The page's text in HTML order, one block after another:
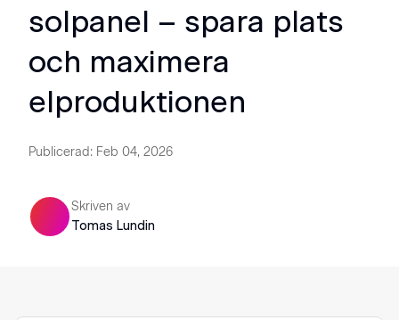
solpanel – spara plats
och maximera
elproduktionen
Publicerad: Feb 04, 2026
Skriven av
Tomas Lundin